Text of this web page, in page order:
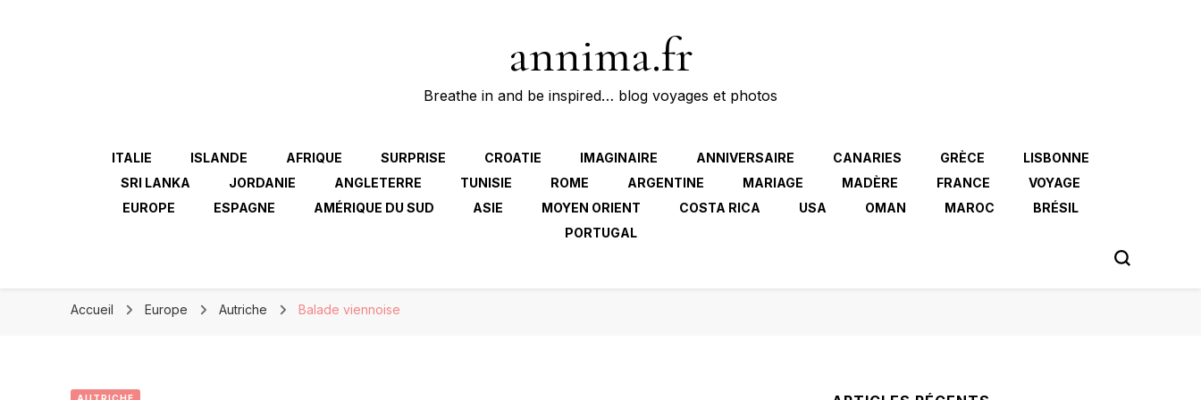
annima.fr
Breathe in and be inspired… blog voyages et photos
ITALIE ISLANDE AFRIQUE SURPRISE CROATIE IMAGINAIRE ANNIVERSAIRE CANARIES GRÈCE
LISBONNE
SRI LANKA
JORDANIE ANGLETERRE TUNISIE ROME ARGENTINE MARIAGE MADÈRE FRANCE
VOYAGE
EUROPE
ESPAGNE AMÉRIQUE DU SUD ASIE MOYEN ORIENT COSTA RICA USA OMAN MAROC
BRÉSIL
PORTUGAL
Accueil Europe Autriche Balade viennoise